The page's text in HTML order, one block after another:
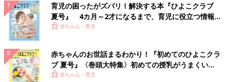
育児の困ったがズバリ！解決する本『ひよこクラブ
夏号』 4カ月～2才になるまで、育児に役立つ情報が
いっぱい！
赤ちゃん・育児
赤ちゃんのお世話まるわかり！『初めてのひよこクラ
ブ 夏号』〈巻頭大特集〉初めての授乳がうまくい
く！ おっぱい・ミルクの基本と夏のトラブル 解決テ
赤ちゃん・育児